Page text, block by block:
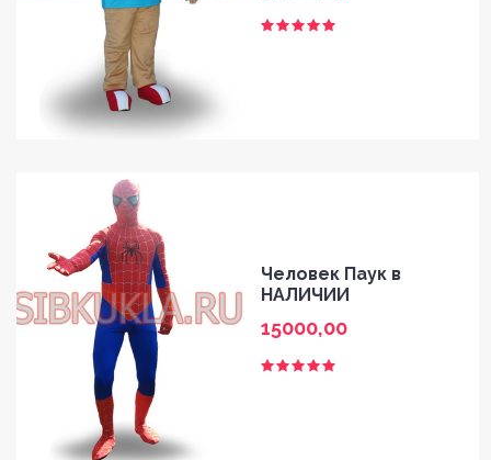
Человек Паук в
НАЛИЧИИ
15000,00